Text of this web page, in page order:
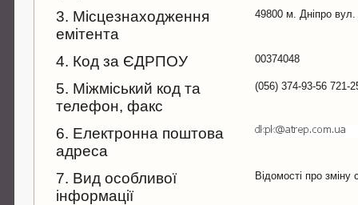
3. Місцезнаходження
емітента
49800 м. Дніпро
4. Код за ЄДРПОУ 00374048
5. Міжміський код та
телефон, факс
(056) 374-93-56 721-
6. Електронна поштова
адреса
7. Вид особливої
інформації
Відомості про зміну